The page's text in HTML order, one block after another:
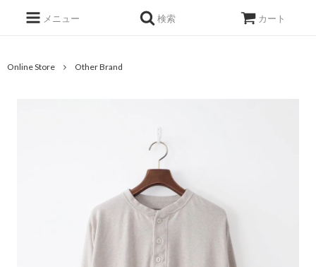
メニュー 検索 カート
Online Store Other Brand